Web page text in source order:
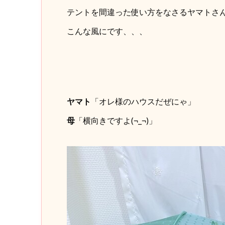
テントを間違った使い方をなさるヤマトさ
こんな風にです、、、
ヤマト 「オレ様のハウスだぜにゃ」
母「横向きですよ(¬_¬)」